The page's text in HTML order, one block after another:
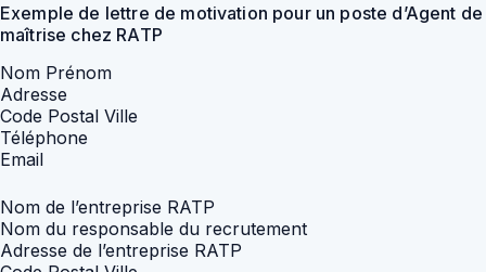
Exemple de lettre de motivation pour un poste d’Agent de
maîtrise chez RATP
Nom Prénom
Adresse
Code Postal Ville
Téléphone
Email
Nom de l’entreprise RATP
Nom du responsable du recrutement
Adresse de l’entreprise RATP